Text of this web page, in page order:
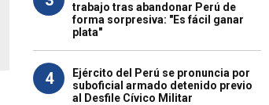
trabajo tras abandonar Perú de
forma sorpresiva: "Es fácil ganar
plata"
4
Ejército del Perú se pronuncia por
suboficial armado detenido previo
al Desfile Cívico Militar